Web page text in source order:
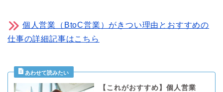
個人営業（BtoC営業）がきつい理由とおすすめの
仕事の詳細記事はこちら
【これがおすすめ】個人営業